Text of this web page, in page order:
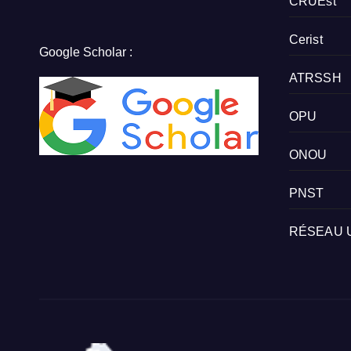
Google Scholar :
Cerist
ATRSSH
OPU
ONOU
PNST
RÉSEAU